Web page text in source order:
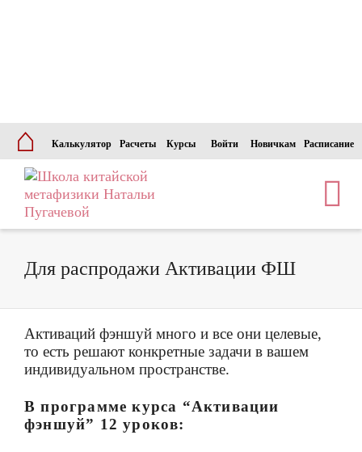
⌂ Калькулятор Расчеты Курсы Войти Новичкам Расписание
Для распродажи Активации ФШ
Активаций фэншуй много и все они целевые,
то есть решают конкретные задачи в вашем
индивидуальном пространстве.
В программе курса “Активации
фэншуй” 12 уроков: